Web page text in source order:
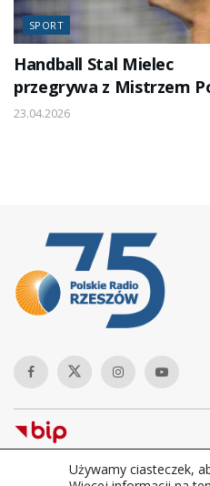
SPORT
Handball Stal Mielec
przegrywa z Mistrzem
23.04.2026
Copyright © 2026Polskie Radio
Używamy ciasteczek,